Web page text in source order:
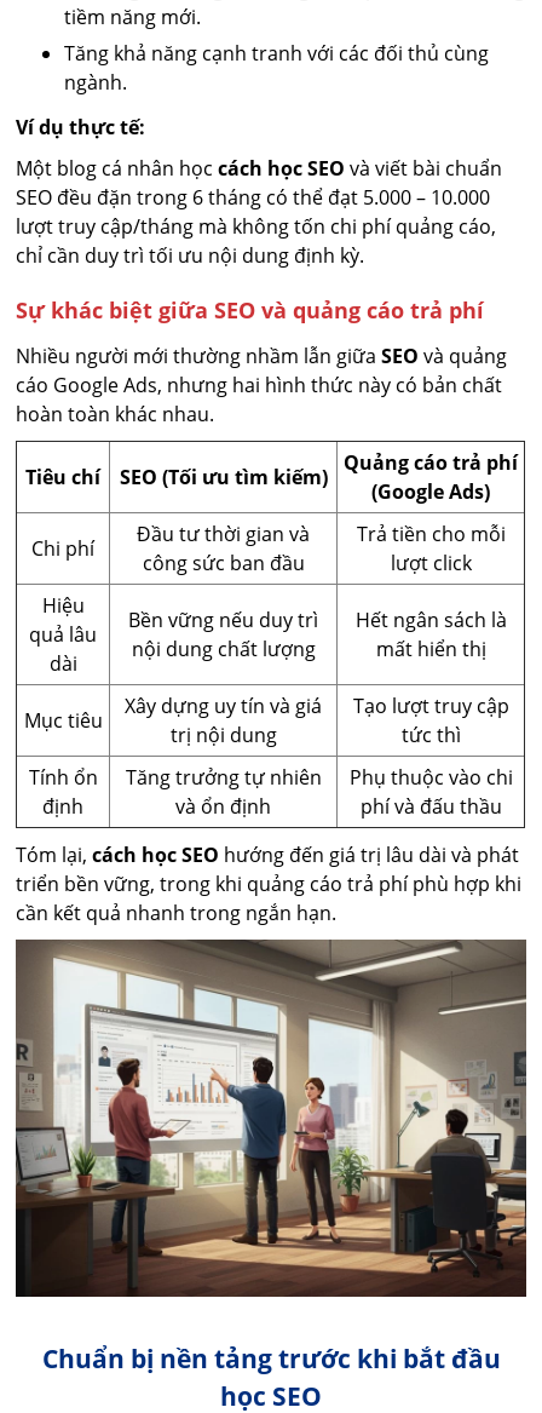
tiềm năng mới.
Tăng khả năng cạnh tranh với các đối thủ cùng
ngành.
Ví dụ thực tế:
Một blog cá nhân họccách học SEO và viết bài chuẩn
SEO đều đặn trong 6 tháng có thể đạt 5.000 – 10.000
lượt truy cập/tháng mà không tốn chi phí quảng cáo,
chỉ cần duy trì tối ưu nội dung định kỳ.
Sự khác biệt giữa SEO và quảng cáo trả phí
Nhiều người mới thường nhầm lẫn giữaSEO và quảng
cáo Google Ads, nhưng hai hình thức này có bản chất
hoàn toàn khác nhau.
Tiêu chí SEO (Tối ưu tìm kiếm)
Quảng cáo trả phí
(Google Ads)
Chi phí
Đầu tư thời gian và
công sức ban đầu
Trả tiền cho mỗi
lượt click
Hiệu
quả lâu
dài
Bền vững nếu duy trì
nội dung chất lượng
Hết ngân sách là
mất hiển thị
Mục tiêu
Xây dựng uy tín và giá
trị nội dung
Tạo lượt truy cập
tức thì
Tính ổn
định
Tăng trưởng tự nhiên
và ổn định
Phụ thuộc vào chi
phí và đấu thầu
Tóm lại,cách học SEO hướng đến giá trị lâu dài và phát
triển bền vững, trong khi quảng cáo trả phí phù hợp khi
cần kết quả nhanh trong ngắn hạn.
Chuẩn bị nền tảng trước khi bắt đầu
học SEO